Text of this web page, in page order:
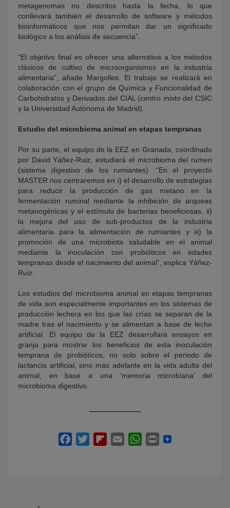
metagenomas no descritos hasta la fecha, lo que
conllevará también el desarrollo de software y métodos
bioinformáticos que nos permitan dar un significado
biológico a los análisis de secuencia”.
“El objetivo final es ofrecer una alternativa a los métodos
clásicos de cultivo de microorganismos en la industria
alimentaria”, añade Margolles. El trabajo se realizará en
colaboración con el grupo de Química y Funcionalidad de
Carbohidratos y Derivados del CIAL (centro mixto del CSIC
y la Universidad Autónoma de Madrid).
Estudio del microbioma animal en etapas tempranas
Por su parte, el equipo de la EEZ en Granada, coordinado
por David Yáñez-Ruiz, estudiará el microbioma del rumen
(sistema digestivo de los rumiantes). “En el proyecto
MASTER nos centraremos en i) el desarrollo de estrategias
para reducir la producción de gas metano en la
fermentación ruminal mediante la inhibición de arqueas
metanogénicas y el estímulo de bacterias beneficiosas, ii)
la mejora del uso de sub-productos de la industria
alimentaria para la alimentación de rumiantes y iii) la
promoción de una microbiota saludable en el animal
mediante la inoculación con probióticos en edades
tempranas desde el nacimiento del animal”, explica Yáñez-
Ruiz.
Los estudios del microbioma animal en etapas tempranas
de vida son especialmente importantes en los sistemas de
producción lechera en los que las crías se separan de la
madre tras el nacimiento y se alimentan a base de leche
artificial. El equipo de la EEZ desarrollará ensayos en
granja para mostrar los beneficios de esta inoculación
temprana de probióticos, no solo sobre el periodo de
lactancia artificial, sino más adelante en la vida adulta del
animal, en base a una ‘memoria microbiana’ del
microbioma digestivo.